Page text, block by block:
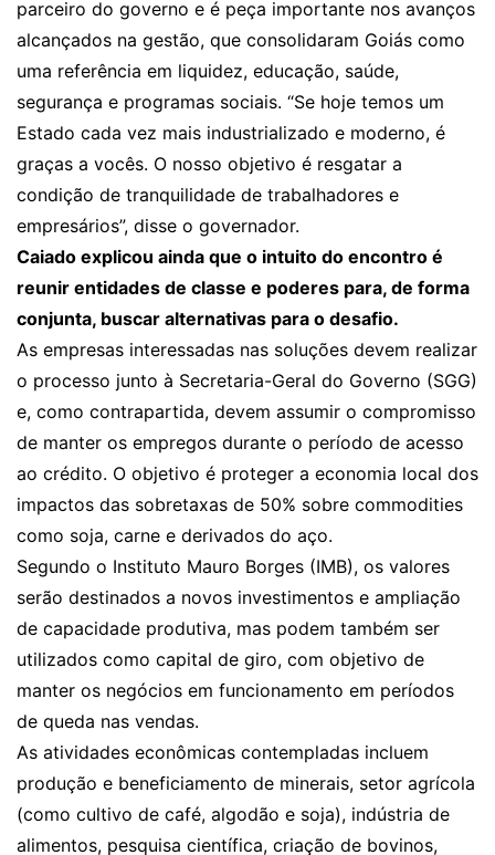
parceiro do governo e é peça importante nos avanços
alcançados na gestão, que consolidaram Goiás como
uma referência em liquidez, educação, saúde,
segurança e programas sociais. “Se hoje temos um
Estado cada vez mais industrializado e moderno, é
graças a vocês. O nosso objetivo é resgatar a
condição de tranquilidade de trabalhadores e
empresários”, disse o governador.
Caiado explicou ainda que o intuito do encontro é
reunir entidades de classe e poderes para, de forma
conjunta, buscar alternativas para o desafio.
As empresas interessadas nas soluções devem realizar
o processo junto à Secretaria-Geral do Governo (SGG)
e, como contrapartida, devem assumir o compromisso
de manter os empregos durante o período de acesso
ao crédito. O objetivo é proteger a economia local dos
impactos das sobretaxas de 50% sobre commodities
como soja, carne e derivados do aço.
Segundo o Instituto Mauro Borges (IMB), os valores
serão destinados a novos investimentos e ampliação
de capacidade produtiva, mas podem também ser
utilizados como capital de giro, com objetivo de
manter os negócios em funcionamento em períodos
de queda nas vendas.
As atividades econômicas contempladas incluem
produção e beneficiamento de minerais, setor agrícola
(como cultivo de café, algodão e soja), indústria de
alimentos, pesquisa científica, criação de bovinos,